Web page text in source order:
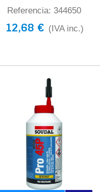
Referencia: 344650
12,68 € (IVA inc.)